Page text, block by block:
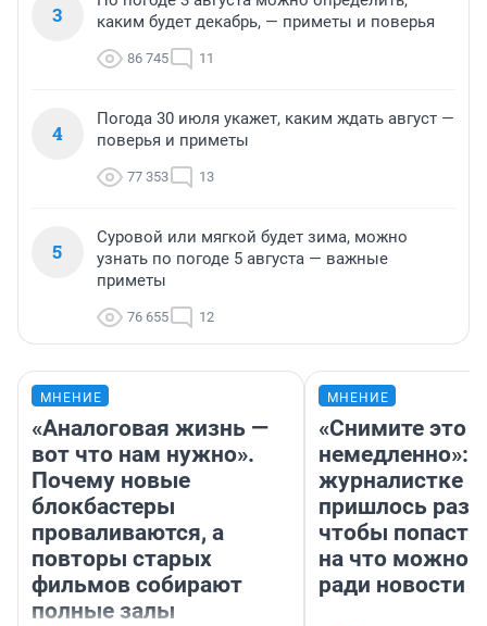
3
каким будет декабрь, — приметы и поверья
86 745 11
4
Погода 30 июля укажет, каким ждать август —
поверья и приметы
77 353 13
5
Суровой или мягкой будет зима, можно
узнать по погоде 5 августа — важные
приметы
76 655 12
МНЕНИЕ
«Аналоговая жизнь —
вот что нам нужно».
Почему новые
блокбастеры
проваливаются, а
повторы старых
фильмов собирают
полные залы
МНЕНИЕ
«Снимите это
немедленно»:
журналистке
пришлось
чтобы попасть
на что можно
ради новости